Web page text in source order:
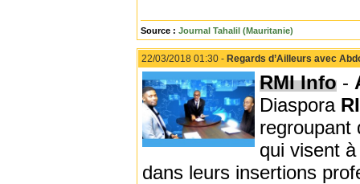
Source : Journal Tahalil (Mauritanie)
22/03/2018 01:30 - Regards d’Ailleurs avec
RMI Info -
Diaspora
regroupant
qui visent
dans leurs insertions